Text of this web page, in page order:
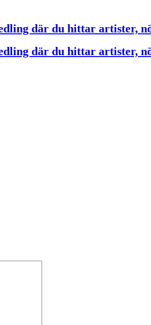
där du hittar artister,
där du hittar artister,